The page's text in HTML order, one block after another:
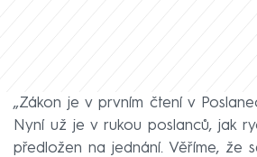
„Zákon je v prvním čtení v
Nyní už je v rukou poslanců, jak
předložen na jednání. Věříme, že